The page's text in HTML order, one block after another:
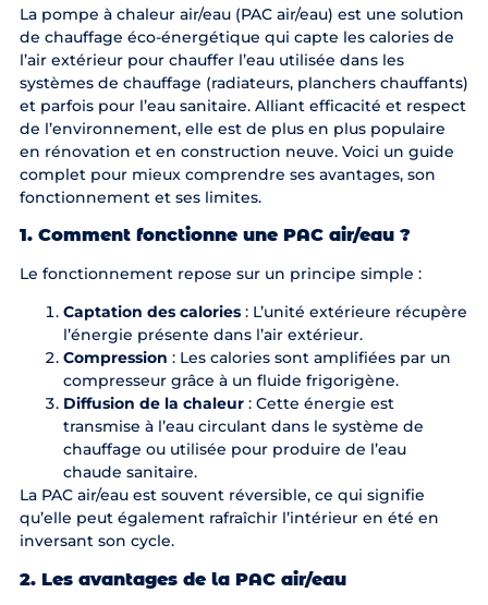
La pompe à chaleur air/eau (PAC air/eau) est une solution
de chauffage éco-énergétique qui capte les calories de
l’air extérieur pour chauffer l’eau utilisée dans les
systèmes de chauffage (radiateurs, planchers chauffants)
et parfois pour l’eau sanitaire. Alliant efficacité et respect
de l’environnement, elle est de plus en plus populaire
en rénovation et en construction neuve. Voici un guide
complet pour mieux comprendre ses avantages, son
fonctionnement et ses limites.
1. Comment fonctionne une PAC air/eau ?
Le fonctionnement repose sur un principe simple :
Captation des calories: L’unité extérieure récupère
l’énergie présente dans l’air extérieur.
Compression : Les calories sont amplifiées par un
compresseur grâce à un fluide frigorigène.
Diffusion de la chaleur: Cette énergie est
transmise à l’eau circulant dans le système de
chauffage ou utilisée pour produire de l’eau
chaude sanitaire.
La PAC air/eau est souvent réversible, ce qui signifie
qu’elle peut également rafraîchir l’intérieur en été en
inversant son cycle.
2. Les avantages de la PAC air/eau